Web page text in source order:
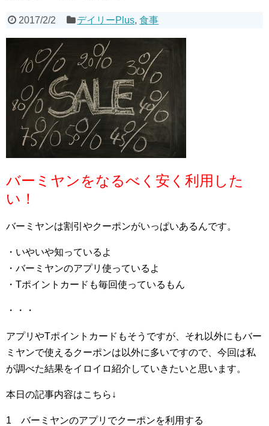
2017/2/2 デイリーPlus,食事
バーミヤンをなるべく安く利用した
い！
バーミヤンは割引やクーポンがいっぱいあるんです。
・いやいや知っているよ
・バーミヤンのアプリ使っているよ
・Tポイントカードも毎回使っているもん
・・・
アプリやTポイントカードもそうですが、それ以外にもバー
ミヤンで使えるクーポンは以外に多いですので、今回は私
が調べた結果をイロイロ紹介していきたいと思います。
本日の記事内容はこちら↓
1 バーミヤンのアプリでクーポンを利用する